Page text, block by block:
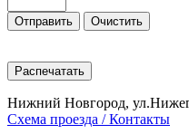
Отправить Очистить
Распечатать
Нижний Новгород,
Схема проезда / Контакты